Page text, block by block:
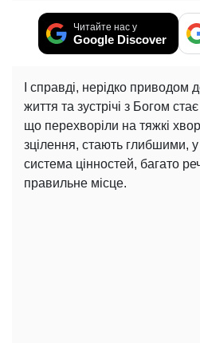
Читайте нас у
Google Discover
І справді, нерідко
життя та зустрічі з Богом
що перехворіли на тяжкі
зцілення, стають глибшими,
система цінностей, багато
правильне місце.